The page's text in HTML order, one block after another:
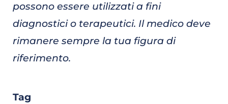
possono essere utilizzati a fini
diagnostici o terapeutici. Il medico deve
rimanere sempre la tua figura di
riferimento.
Tag